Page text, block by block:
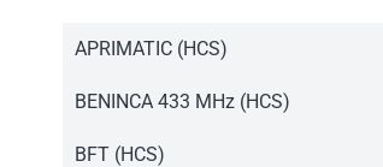
APRIMATIC (HCS)
Instrukcja pilot T4.pdf
BENINCA 433 MHz (HCS)
Instrukcja pilot T4.pdf
BFT (HCS)